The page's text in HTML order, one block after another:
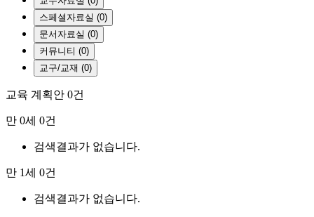
스페셜자료실 (0)
문서자료실 (0)
커뮤니티 (0)
교구/교재 (0)
교육 계획안 0건
만 0세 0건
검색결과가 없습니다.
만 1세 0건
검색결과가 없습니다.